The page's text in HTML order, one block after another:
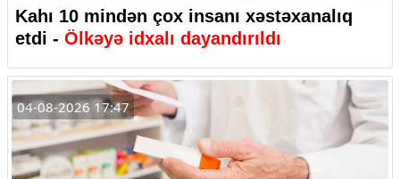
Kahı 10 mindən çox insanı xəstəxanalıq
etdi - Ölkəyə idxalı dayandırıldı
04-08-2026 17:47